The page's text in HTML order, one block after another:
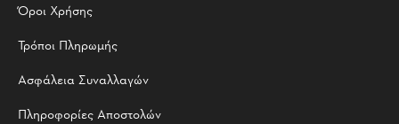
Όροι Χρήσης
Τρόποι Πληρωμής
Ασφάλεια Συναλλαγών
Πληροφορίες Αποστολών